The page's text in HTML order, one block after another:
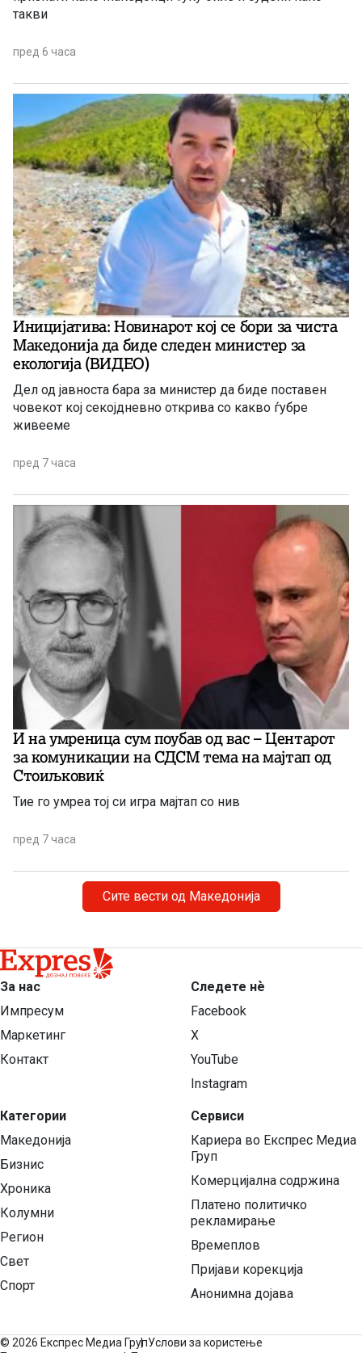
такви
пред 6 часа
Иницијатива: Новинарот кој се бори за чиста
Македонија да биде следен министер за
екологија (ВИДЕО)
Дел од јавноста бара за министер да биде поставен
човекот кој секојдневно открива со какво ѓубре
живееме
пред 7 часа
И на умреница сум поубав од вас – Центарот
за комуникации на СДСМ тема на мајтап од
Стоиљковиќ
Тие го умреа тој си игра мајтап со нив
пред 7 часа
Сите вести од Македонија
За нас
Импресум
Маркетинг
Контакт
Категории
Македонија
Бизнис
Хроника
Колумни
Регион
Свет
Спорт
Следете нѐ
Facebook
X
YouTube
Instagram
Сервиси
Кариера во Експрес Медиа
Груп
Комерцијална содржина
Платено политичко
рекламирање
Времеплов
Пријави корекција
Анонимна дојава
© 2026 Експрес Медиа ГрупУслови за користење